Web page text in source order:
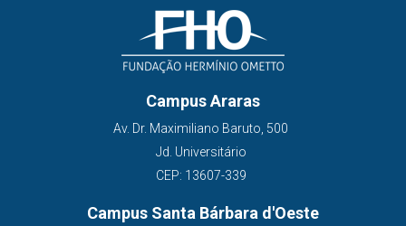
Campus Araras
Av. Dr. Maximiliano Baruto, 500
Jd. Universitário
CEP: 13607-339
Campus Santa Bárbara d'Oeste